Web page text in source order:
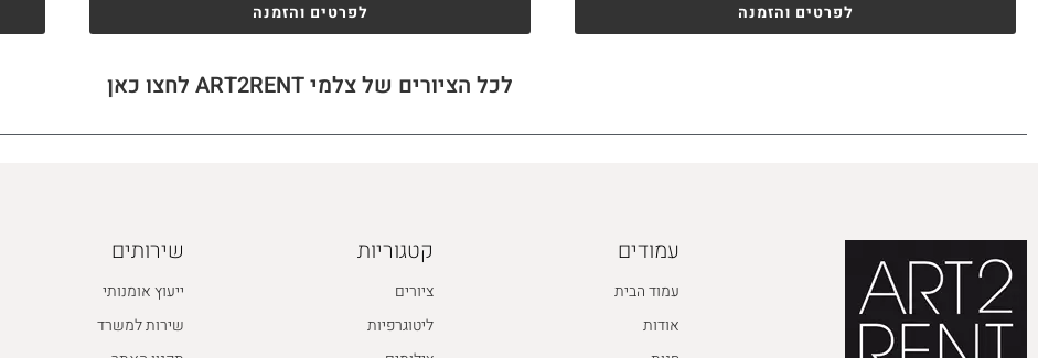
לפרטים והזמנה לפרטים והזמנה
לכל הציורים של צלמי ART2RENT לחצו כאן
עמודים
עמוד הבית
אודות
קטגוריות
ציורים
ליטוגרפיות
שירותים
ייעוץ אומנותי
שירות למשרד